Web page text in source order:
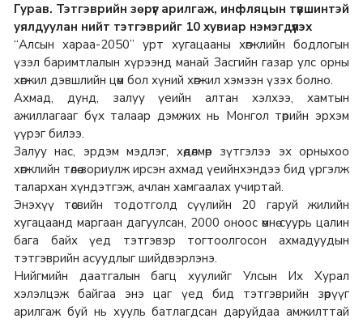
Гурав. Тэтгэврийн зөрүүг арилгаж, инфляцын түвшинтэй
уялдуулан нийт тэтгэврийг 10 хувиар нэмэгдүүлэх
“Алсын хараа-2050” урт хугацааны хөгжлийн бодлогын
үзэл баримтлалын хүрээнд манай Засгийн газар улс орны
хөгжил дэвшлийн цөм бол хүний хөгжил хэмээн үзэх болно.
Ахмад, дунд, залуу үеийн алтан хэлхээ, хамтын
ажиллагааг бүх талаар дэмжих нь Монгол төрийн эрхэм
үүрэг билээ.
Залуу нас, эрдэм мэдлэг, хөдөлмөр зүтгэлээ эх орныхоо
хөгжлийн төлөө зориулж ирсэн ахмад үеийнхэндээ бид үргэлж
талархан хүндэтгэж, ачлан хамгаалах учиртай.
Энэхүү төсвийн тодотголд сүүлийн 20 гаруй жилийн
хугацаанд маргаан дагуулсан, 2000 оноос өмнө суурь цалин
бага байх үед тэтгэвэр тогтоолгосон ахмадуудын
тэтгэврийн асуудлыг шийдвэрлэнэ.
Нийгмийн даатгалын багц хуулийг Улсын Их Хурал
хэлэлцэж байгаа энэ цаг үед бид тэтгэврийн зөрүүг
арилгаж буй нь хууль батлагдсан даруйдаа амжилттай